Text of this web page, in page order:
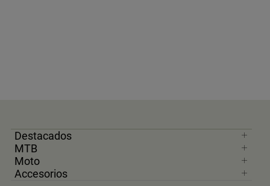
Destacados
MTB
Moto
Accesorios